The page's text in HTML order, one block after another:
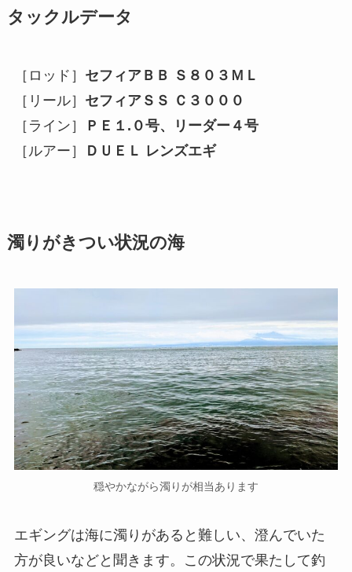
タックルデータ
［ロッド］ セフィアＢＢ Ｓ８０３ＭＬ
［リール］ セフィアＳＳ Ｃ３０００
［ライン］
ＰＥ１.０号、リーダー４号
［ルアー］
ＤＵＥＬ レンズエギ
濁りがきつい状況の海
穏やかながら濁りが相当あります
エギングは海に濁りがあると難しい、澄んでいた
方が良いなどと聞きます。この状況で果たして釣